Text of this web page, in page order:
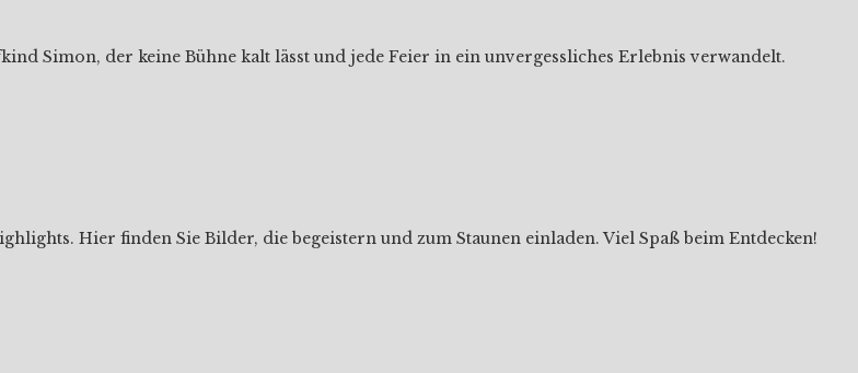
Simon, der keine Bühne kalt lässt und jede Feier in ein unvergessliches Erlebnis verwandelt.
Hier finden Sie Bilder, die begeistern und zum Staunen einladen. Viel Spaß beim Entdecken!